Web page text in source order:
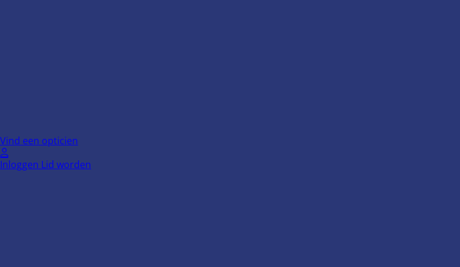
Vind een opticien
Inloggen Lid worden